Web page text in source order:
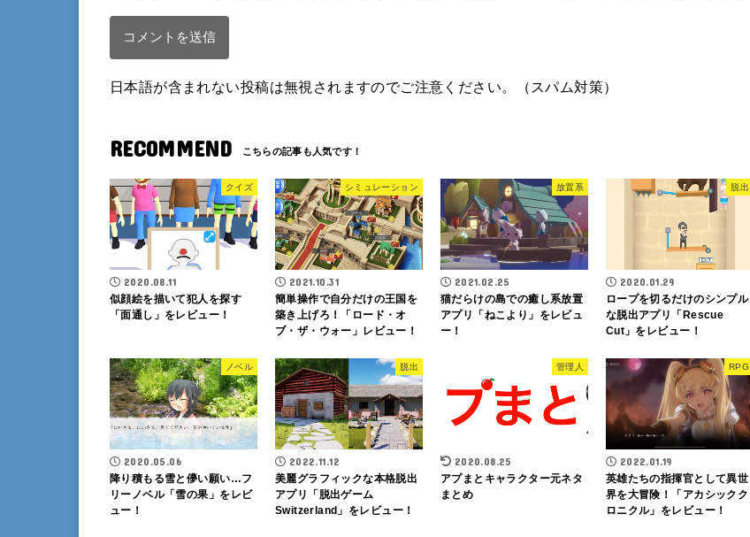
日本語が含まれない投稿は無視されますのでご注意ください。（スパム対策）
RECOMMEND
クイズ
2020.08.11
似顔絵を描いて犯人を探す
「面通し」をレビュー！
シミュレーション
2021.10.31
簡単操作で自分だけの王国を
築き上げろ！「ロード・オ
ブ・ザ・ウォー」レビュー！
放置系
2021.02.25
猫だらけの島での癒し系放置
アプリ「ねこより」をレビュ
ー！
脱出
2020.01.29
ロープを切るだけのシンプル
な脱出アプリ「Rescue
Cut」をレビュー！
ノベル
2020.05.06
降り積もる雪と儚い願い…フ
リーノベル「雪の果」をレビ
ュー！
脱出
2022.11.12
美麗グラフィックな本格脱出
アプリ「脱出ゲーム
Switzerland」をレビュー！
管理人
2020.08.25
アプまとキャラクター元ネタ
まとめ
RPG
2022.01.19
英雄たちの指揮官として異世
界を大冒険！「アカシックク
ロニクル」をレビュー！